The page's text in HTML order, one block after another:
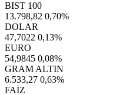
BIST 100
13.798,82 0,70%
DOLAR
47,7022 0,13%
EURO
54,9845 0,08%
GRAM ALTIN
6.533,27 0,63%
FAİZ